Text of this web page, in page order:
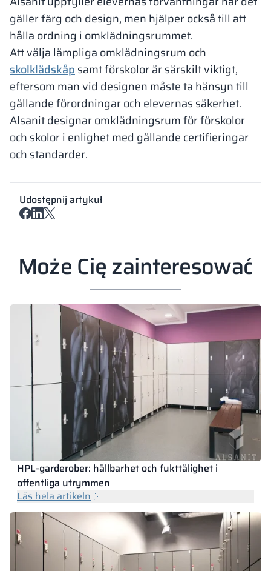
gäller färg och design, men hjälper också till att
hålla ordning i omklädningsrummet.
Att välja lämpliga omklädningsrum och
skolklädskåpsamt förskolor är särskilt viktigt,
eftersom man vid designen måste ta hänsyn till
gällande förordningar och elevernas säkerhet.
Alsanit designar omklädningsrum för förskolor
och skolor i enlighet med gällande certifieringar
och standarder.
Udostępnij artykuł
Może Cię zainteresować
HPL-garderober: hållbarhet och fukttålighet i
offentliga utrymmen
Läs hela artikeln